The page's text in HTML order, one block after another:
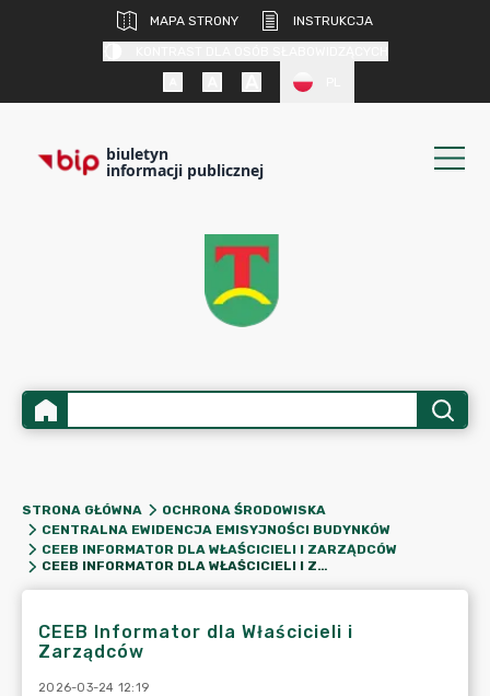
MAPA STRONY
INSTRUKCJA
biuletyn
informacji publicznej
STRONA GŁÓWNA
OCHRONA ŚRODOWISKA
CENTRALNA EWIDENCJA EMISYJNOŚCI BUDYNKÓW
CEEB INFORMATOR DLA WŁAŚCICIELI I ZARZĄDCÓW
CEEB INFORMATOR DLA WŁAŚCICIELI I ZARZĄDCÓW
CEEB Informator dla Właścicieli i
Zarządców
2026-03-24 12:19